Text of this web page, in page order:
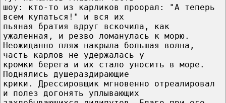
шоу: кто-то из карликов проорал: "А теперь
всем купаться!" и вся их
пьяная братия вдруг вскочила, как
ужаленная, и резво ломанулась к морю.
Неожиданно пляж накрыла большая волна,
часть карлов не удержалась у
кромки берега и их стало уносить в море.
Поднялись душераздирающие
крики. Дрессировщик мгновенно отреалировал
и полез догонять уплывающих